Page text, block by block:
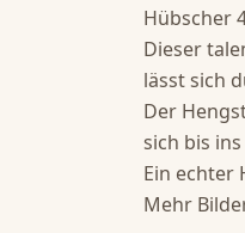
Hübscher
Dieser
lässt sich
Der
sich bis
Ein echter
Mehr